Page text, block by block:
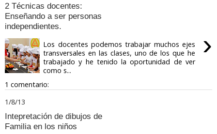
2 Técnicas docentes:
Enseñando a ser personas
independientes.
›
Los docentes podemos trabajar muchos ejes
transversales en las clases, uno de los que he
trabajado y he tenido la oportunidad de ver
como s...
1 comentario:
1/8/13
Intepretación de dibujos de
Familia en los niños